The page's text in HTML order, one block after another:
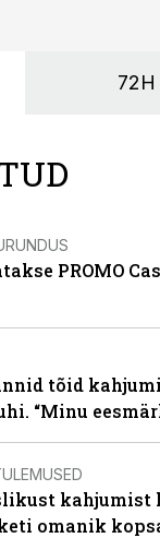
72H
PROMO
tõid
“Minu
kahjumist
omanik